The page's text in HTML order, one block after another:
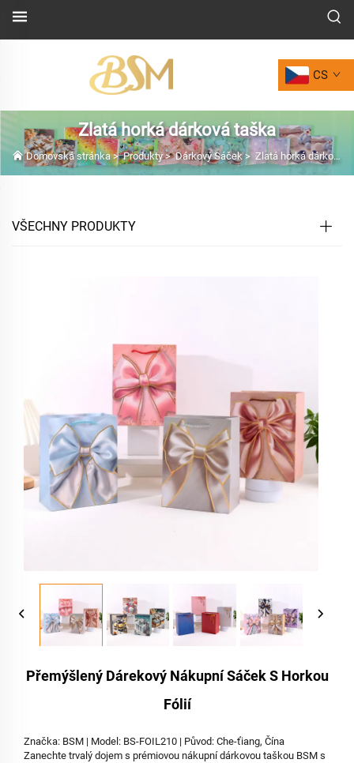
CS
Zlatá horká dárková taška
Domovská stránka>Produkty>Dárkový Sáček> Zlatá horká dárková taška
VŠECHNY PRODUKTY
Přemýšlený Dárekový Nákupní Sáček S Horkou
Fólií
Značka: BSM | Model: BS-FOIL210 | Původ: Che-ťiang, Čína
Zanechte trvalý dojem s prémiovou nákupní dárkovou taškou BSM s